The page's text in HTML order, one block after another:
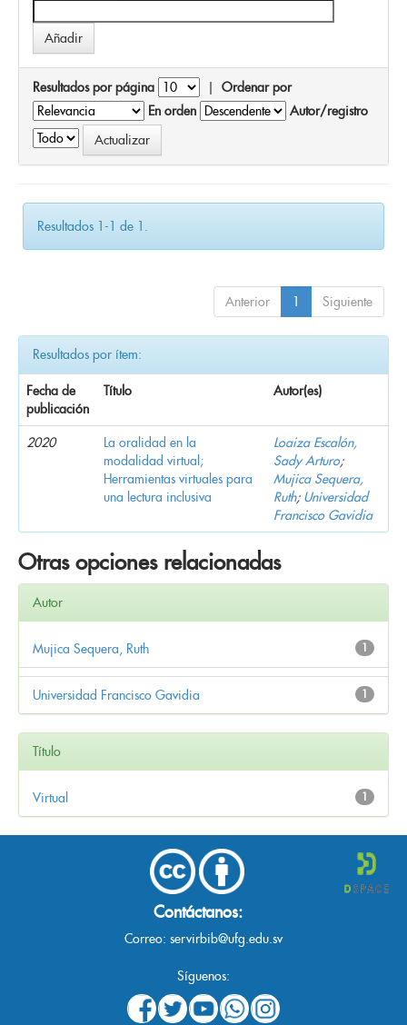
Resultados por página | Ordenar por
En orden
Autor/registro
Resultados 1-1 de 1.
Anterior 1 Siguiente
Resultados por ítem:
Fecha de
publicación
Título Autor(es)
2020
La oralidad en la
modalidad virtual;
Herramientas virtuales para
una lectura inclusiva
Loaiza Escalón,
Sady Arturo;
Mujica Sequera,
Ruth; Universidad
Francisco Gavidia
Otras opciones relacionadas
Autor
1
Mujica Sequera, Ruth
1
Universidad Francisco Gavidia
Título
1
Virtual
Contáctanos:
Correo: servirbib@ufg.edu.sv
Síguenos: